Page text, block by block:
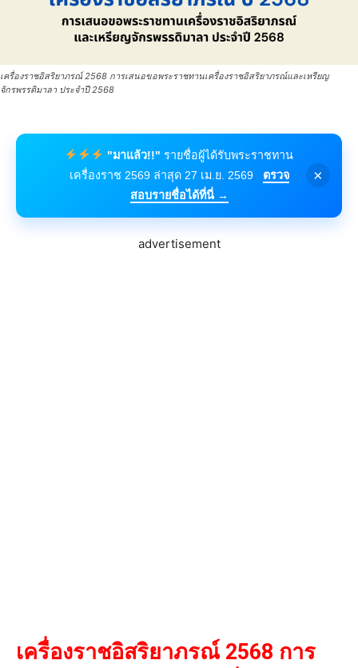
เครื่องราชอิสริยาภรณ์ 2568 การเสนอขอพระราชทานเครื่องราชอิสริยาภรณ์และเหรียญ
จักรพรรดิมาลา ประจำปี 2568
"มาแล้ว!!" รายชื่อผู้ได้รับพระราชทาน
เครื่องราช 2569 ล่าสุด 27 เม.ย. 2569
ตรวจ
สอบรายชื่อได้ที่นี่ →
×
advertisement
เครื่องราชอิสริยาภรณ์ 2568 การ